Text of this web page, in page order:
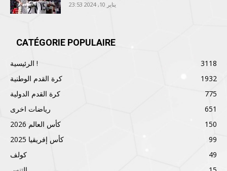
يناير 10, 2024 23:53
CATÉGORIE POPULAIRE
الرئيسية !
3118
كرة القدم الوطنية
1932
كرة القدم الدولية
775
رياضات اخرى
651
كأس العالم 2026
150
كأس إفريقيا 2025
99
كولف
49